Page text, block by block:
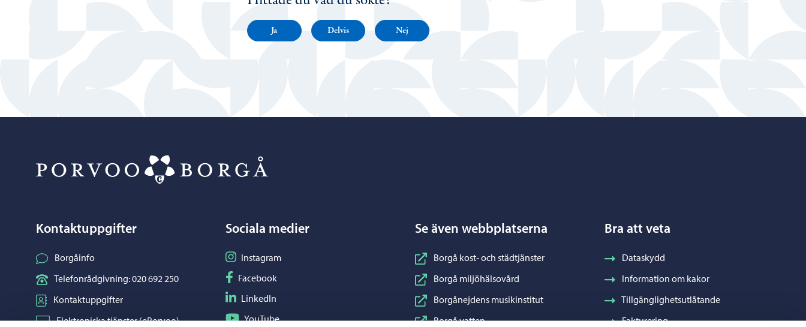
Ja Delvis Nej
Kontaktuppgifter
Borgåinfo
Telefonrådgivning: 020 692 250
Kontaktuppgifter
Elektroniska tjänster (ePorvoo)
Sociala medier
Följ på Instagram
Instagram
Följ på Facebook
Facebook
Följ på LinkedIn
LinkedIn
Följ på YouTube
YouTube
Se även webbplatserna
Borgå kost- och städtjänster
Borgå miljöhälsovård
Borgånejdens musikinstitut
Borgå vatten
Bra att veta
Dataskydd
Information om kakor
Tillgänglighetsutlåtande
Fakturering